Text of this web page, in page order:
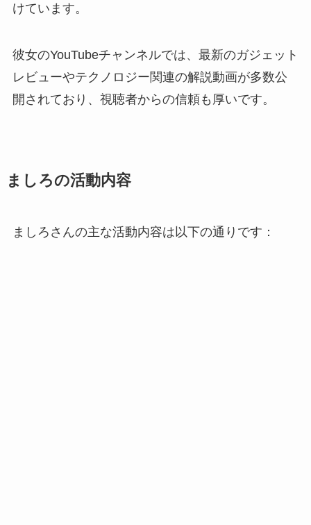
けています。
彼女のYouTubeチャンネルでは、最新のガジェット
レビューやテクノロジー関連の解説動画が多数公
開されており、視聴者からの信頼も厚いです。
ましろの活動内容
ましろさんの主な活動内容は以下の通りです：